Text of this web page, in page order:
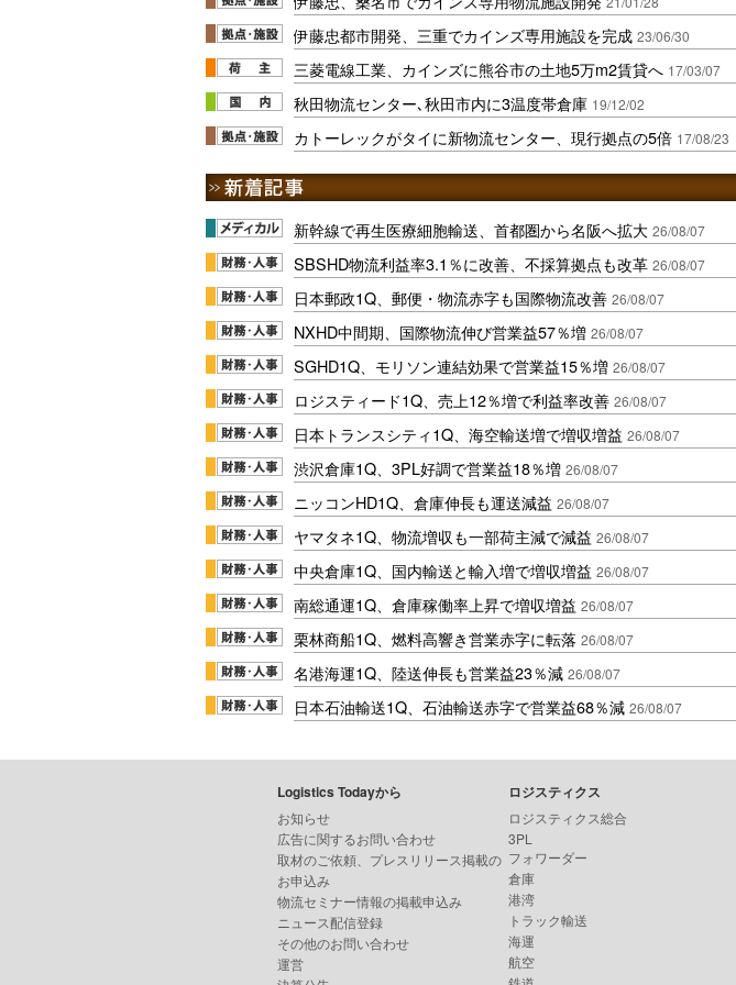
伊藤忠都市開発、三重でカインズ専用施設を完成 23/06/30
三菱電線工業、カインズに熊谷市の土地5万m2賃貸へ 17/03/07
秋田物流センター､秋田市内に3温度帯倉庫 19/12/02
カトーレックがタイに新物流センター、現行拠点の5倍 17/08/23
新幹線で再生医療細胞輸送、首都圏から名阪へ拡大 26/08/07
SBSHD物流利益率3.1％に改善、不採算拠点も改革 26/08/07
日本郵政1Q、郵便・物流赤字も国際物流改善 26/08/07
NXHD中間期、国際物流伸び営業益57％増 26/08/07
SGHD1Q、モリソン連結効果で営業益15％増 26/08/07
ロジスティード1Q、売上12％増で利益率改善 26/08/07
日本トランスシティ1Q、海空輸送増で増収増益 26/08/07
渋沢倉庫1Q、3PL好調で営業益18％増 26/08/07
ニッコンHD1Q、倉庫伸長も運送減益 26/08/07
ヤマタネ1Q、物流増収も一部荷主減で減益 26/08/07
中央倉庫1Q、国内輸送と輸入増で増収増益 26/08/07
南総通運1Q、倉庫稼働率上昇で増収増益 26/08/07
栗林商船1Q、燃料高響き営業赤字に転落 26/08/07
名港海運1Q、陸送伸長も営業益23％減 26/08/07
日本石油輸送1Q、石油輸送赤字で営業益68％減 26/08/07
Logistics Todayから
お知らせ
広告に関するお問い合わせ
取材のご依頼、プレスリリース掲載の
お申込み
物流セミナー情報の掲載申込み
ニュース配信登録
その他のお問い合わせ
運営
ロジスティクス
ロジスティクス総合
3PL
フォワーダー
倉庫
港湾
トラック輸送
海運
航空